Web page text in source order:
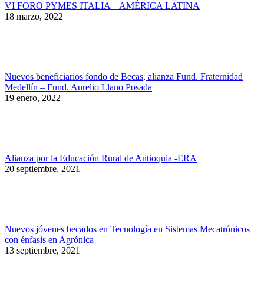
VI FORO PYMES ITALIA – AMÉRICA LATINA
18 marzo, 2022
Nuevos beneficiarios fondo de Becas, alianza Fund. Fraternidad
Medellín – Fund. Aurelio Llano Posada
19 enero, 2022
Alianza por la Educación Rural de Antioquia -ERA
20 septiembre, 2021
Nuevos jóvenes becados en Tecnología en Sistemas Mecatrónicos
con énfasis en Agrónica
13 septiembre, 2021